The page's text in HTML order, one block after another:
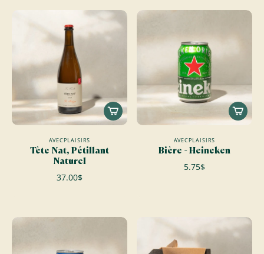
AVECPLAISIRS
Tète Nat, Pétillant
Naturel
37.00$
AVECPLAISIRS
Bière - Heineken
5.75$